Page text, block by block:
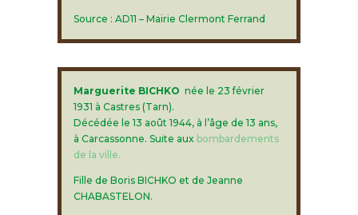
Source : AD11 – Mairie Clermont Ferrand
Marguerite BICHKO née le 23 février
1931 à Castres (Tarn).
Décédée le 13 août 1944, à l’âge de 13 ans,
à Carcassonne. Suite aux bombardements
de la ville.
Fille de Boris BICHKO et de Jeanne
CHABASTELON.